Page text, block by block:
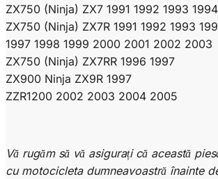
ZX750 (Ninja) ZX7 1991 1992 1993
ZX750 (Ninja) ZX7R 1991 1992 1993
1997 1998 1999 2000 2001 2002 2003
ZX750 (Ninja) ZX7RR 1996 1997
ZX900 Ninja ZX9R 1997
ZZR1200 2002 2003 2004 2005
Vă rugăm să vă asigurați că această
cu motocicleta dumneavoastră înainte